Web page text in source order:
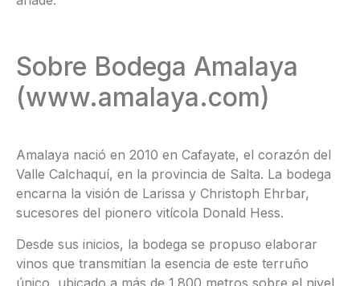
Sobre Bodega Amalaya
(www.amalaya.com)
Amalaya nació en 2010 en Cafayate, el corazón del
Valle Calchaquí, en la provincia de Salta. La bodega
encarna la visión de Larissa y Christoph Ehrbar,
sucesores del pionero vitícola Donald Hess.
Desde sus inicios, la bodega se propuso elaborar
vinos que transmitían la esencia de este terruño
único, ubicado a más de 1.800 metros sobre el nivel